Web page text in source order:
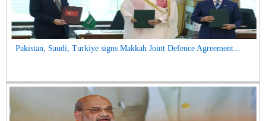
Pakistan, Saudi, Turkiye signs Makkah Joint Defence Agreement...